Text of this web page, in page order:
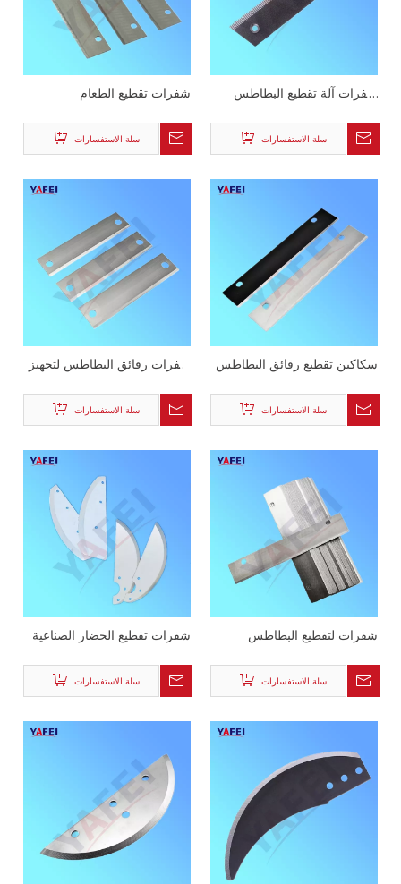
شفرات آلة تقطيع البطاطس
سلة الاستفسارات
شفرات تقطيع الطعام
سلة الاستفسارات
سكاكين تقطيع رقائق البطاطس
سلة الاستفسارات
شفرات رقائق البطاطس لتجهيز
سلة الاستفسارات
شفرات لتقطيع البطاطس
سلة الاستفسارات
شفرات تقطيع الخضار الصناعية
سلة الاستفسارات